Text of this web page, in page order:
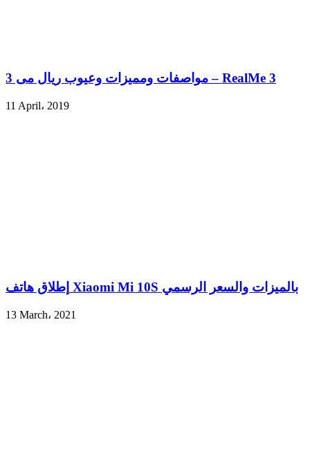
مواصفات ومميزات وعيوب ريال مى 3 – RealMe 3
11 April، 2019
إطلاق هاتف Xiaomi Mi 10S بالميزات والسعر الرسمي
13 March، 2021